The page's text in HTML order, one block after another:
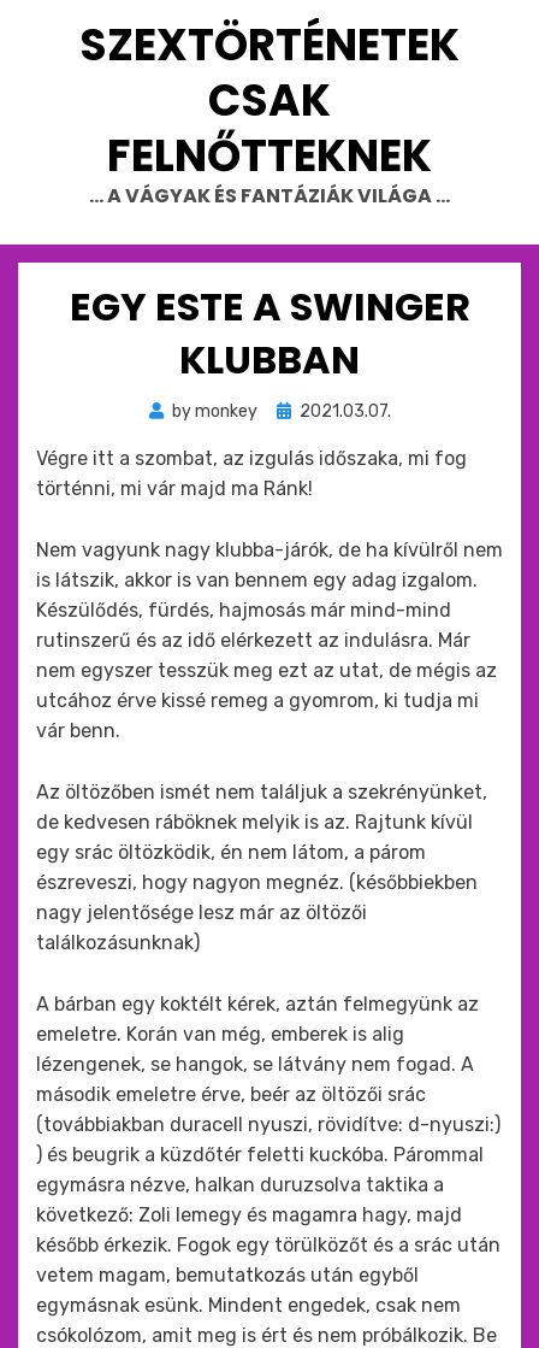
SZEXTÖRTÉNETEK
CSAK
FELNŐTTEKNEK
… A VÁGYAK ÉS FANTÁZIÁK VILÁGA …
EGY ESTE A SWINGER
KLUBBAN
bymonkey
Beküldve
:
2021.03.07.
Végre itt a szombat, az izgulás időszaka, mi fog
történni, mi vár majd ma Ránk!
Nem vagyunk nagy klubba-járók, de ha kívülről nem
is látszik, akkor is van bennem egy adag izgalom.
Készülődés, fürdés, hajmosás már mind-mind
rutinszerű és az idő elérkezett az indulásra. Már
nem egyszer tesszük meg ezt az utat, de mégis az
utcához érve kissé remeg a gyomrom, ki tudja mi
vár benn.
Az öltözőben ismét nem találjuk a szekrényünket,
de kedvesen ráböknek melyik is az. Rajtunk kívül
egy srác öltözködik, én nem látom, a párom
észreveszi, hogy nagyon megnéz. (későbbiekben
nagy jelentősége lesz már az öltözői
találkozásunknak)
A bárban egy koktélt kérek, aztán felmegyünk az
emeletre. Korán van még, emberek is alig
lézengenek, se hangok, se látvány nem fogad. A
második emeletre érve, beér az öltözői srác
(továbbiakban duracell nyuszi, rövidítve: d-nyuszi:)
) és beugrik a küzdőtér feletti kuckóba. Párommal
egymásra nézve, halkan duruzsolva taktika a
következő: Zoli lemegy és magamra hagy, majd
később érkezik. Fogok egy törülközőt és a srác után
vetem magam, bemutatkozás után egyből
egymásnak esünk. Mindent engedek, csak nem
csókolózom, amit meg is ért és nem próbálkozik. Be